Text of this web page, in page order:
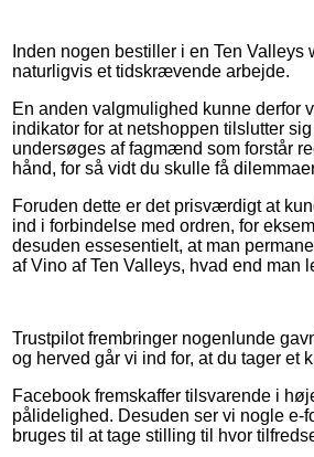
Inden nogen bestiller i en Ten
naturligvis et tidskrævende arbejde.
En anden valgmulighed kunne derfor
indikator for at netshoppen tilslutter
undersøges af fagmænd som forstår
hånd, for så vidt du skulle få
Foruden dette er det prisværdigt at
ind i forbindelse med ordren, for
desuden essesentielt, at man
af Vino af Ten Valleys, hvad end man
Trustpilot frembringer nogenlunde
og herved går vi ind for, at du tager et
Facebook fremskaffer tilsvarende i
pålidelighed. Desuden ser vi nogle e-
bruges til at tage stilling til hvor